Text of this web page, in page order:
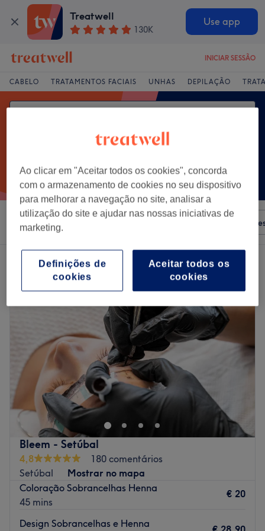
Treatwell
130K
Use app
INICIAR SESSÃO
CABELO TRATAMENTOS FACIAIS UNHAS DEPILAÇÃO
Ordenar por Ofertas
Um centro que oferece: sobrancelhas henna em Setúbal
Bleem - Setúbal
4,8
180 comentários
Setúbal
Mostrar no mapa
Coloração Sobrancelhas Henna
45 mins
€ 20
Design Sobrancelhas e Henna
Ao clicar em "Aceitar todos os cookies", concorda
com o armazenamento de cookies no seu dispositivo
para melhorar a navegação no site, analisar a
utilização do site e ajudar nas nossas iniciativas de
marketing.
Aceitar todos os
cookies
Definições de
cookies